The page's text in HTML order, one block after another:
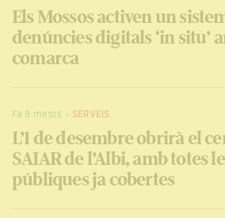
Els Mossos activen un
denúncies digitals ‘in situ’
comarca
Fa 8 mesos - SERVEIS
L’1 de desembre obrirà el
SAIAR de l’Albi, amb totes
públiques ja cobertes